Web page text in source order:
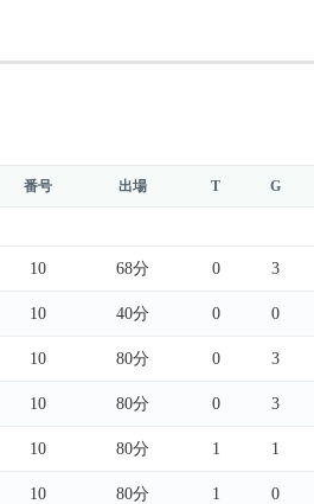
番号 出場 T G
10 68分 0 3
10 40分 0 0
10 80分 0 3
10 80分 0 3
10 80分 1 1
10 80分 1 0